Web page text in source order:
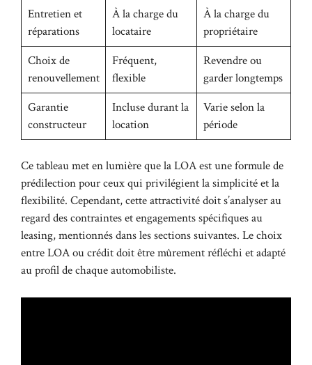
Entretien et
réparations
À la charge du
locataire
À la charge du
propriétaire
Choix de
renouvellement
Fréquent,
flexible
Revendre ou
garder longtemps
Garantie
constructeur
Incluse durant la
location
Varie selon la
période
Ce tableau met en lumière que la LOA est une formule de
prédilection pour ceux qui privilégient la simplicité et la
flexibilité. Cependant, cette attractivité doit s’analyser au
regard des contraintes et engagements spécifiques au
leasing, mentionnés dans les sections suivantes. Le choix
entre LOA ou crédit doit être mûrement réfléchi et adapté
au profil de chaque automobiliste.